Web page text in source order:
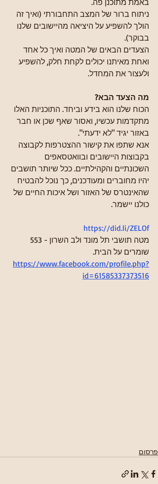
באמת מתוכנן פה.
ניתוח ברור של המצב התחבורתי (ואיך זה
הולך להשפיע על היציאה מהיישובים שלנו
בבוקר).
הצעדים הבאים של המטה ואיך כל אחד
ואחת מאיתנו יכולים לקחת חלק, להשפיע
ולעצור את המחדל.
מה הצעד הבא?
הכוח שלנו הוא בידע וביחד. התוכניות האלו
מתקדמות עכשיו, ואסור שאף שכן או חבר
באזור יגיד "לא ידעתי".
אנא שתפו את קישור ההצטרפות לקבוצה
בקבוצות היישובים ובוואטסאפים
השכונתיים והקהילתיים. ככל שיותר תושבים
יהיו מחוברים ומעודכנים, כך נוכל להבטיח
שהאינטרס של האזור ושל איכות החיים של
כולנו יישמר.
https://did.li/ZELOf
שומרים על הבית.
https://www.facebook.com/profile.php?
id=61585337373516
פרסום